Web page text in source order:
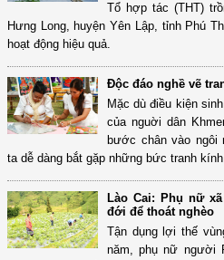
Tổ hợp tác (THT)
Hưng Long, huyện Yên Lập, tỉnh Phú
hoạt động hiệu quả.
Độc đáo nghề vẽ
Mặc dù điều kiện
của nguời dân
bước chân vào ngôi
ta dễ dàng bắt gặp những bức tranh
Lào Cai: Phụ nữ
đới để thoát nghèo
Tận dụng lợi thế
năm, phụ nữ người